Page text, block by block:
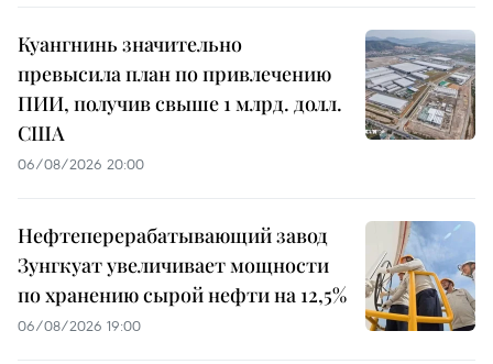
Куангнинь значительно
превысила план по привлечению
ПИИ, получив свыше 1 млрд. долл.
США
06/08/2026 20:00
Нефтеперерабатывающий завод
Зунгкуат увеличивает мощности
по хранению сырой нефти на 12,5%
06/08/2026 19:00